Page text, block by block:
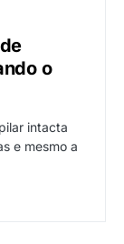
o
intacta
e mesmo a